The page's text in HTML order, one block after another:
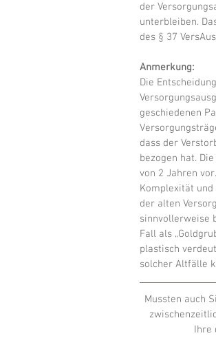
der
unterbleiben.
des § 37
Anmerkung:
Die
geschiedenen
dass der
bezogen hat.
von 2 Jahren
Komplexität
der alten
sinnvollerweise
Fall als
plastisch
solcher Altfälle
Mussten auch
Ihre